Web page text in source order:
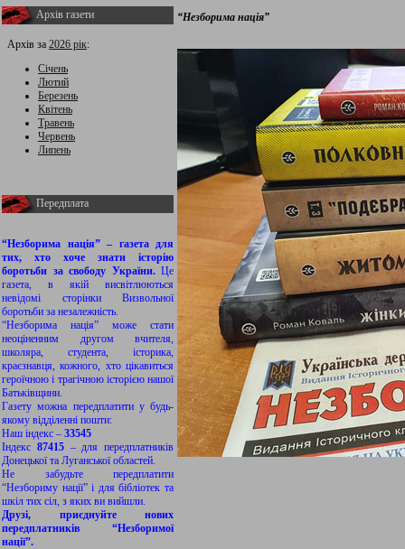
Архів газети
Архів за 2026 рік:
Січень
Лютий
Березень
Квітень
Травень
Червень
Липень
Передплата
“Незборима нація” – газета для
тих, хто хоче знати історію
боротьби за свободу України. Це
газета, в якій висвітлюються
невідомі сторінки Визвольної
боротьби за незалежність.
“Незборима нація” може стати
неоціненним другом вчителя,
школяра, студента, історика,
краєзнавця, кожного, хто цікавиться
героїчною і трагічною історією нашої
Батьківщини.
Газету можна передплатити у будь-
якому відділенні пошти:
Наш індекс – 33545
Індекс 87415– для передплатників
Донецької та Луганської областей.
Не забудьте передплатити
“Незбориму нації” і для бібліотек та
шкіл тих сіл, з яких ви вийшли.
Друзі, приєднуйте нових
передплатників “Незборимої
нації”.
“Незборима нація”